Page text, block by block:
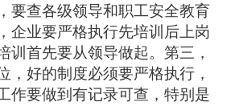
要查各级领导和职工安全教育
企业要严格执行先培训后上岗
训首先要从领导做起。第三，
，好的制度必须要严格执行，
作要做到有记录可查，特别是